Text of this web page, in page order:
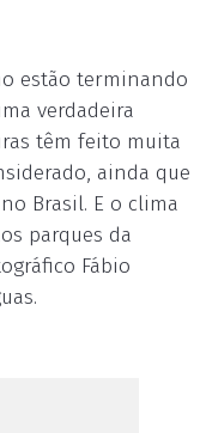
estão terminando
verdadeira
têm feito muita
ainda que
Brasil. E o clima
parques da
Fábio